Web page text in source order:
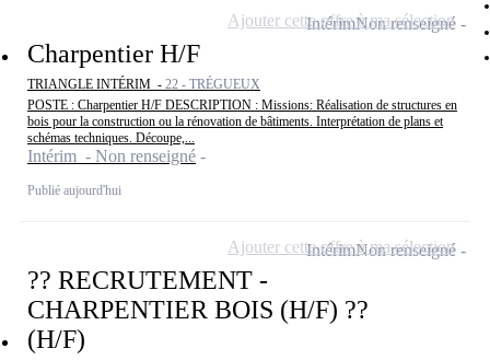
Charpentier H/F
TRIANGLE INTÉRIM - 22 - TRÉGUEUX
POSTE : Charpentier H/F DESCRIPTION : Missions: Réalisation de structures en
bois pour la construction ou la rénovation de bâtiments. Interprétation de plans et
schémas techniques. Découpe,...
Intérim - Non renseigné
Publié aujourd'hui
IntérimNon renseigné
Ajouter cette offre à ma sélection
?? RECRUTEMENT -
CHARPENTIER BOIS (H/F) ??
(H/F)
IntérimNon renseigné
Ajouter cette offre à ma sélection